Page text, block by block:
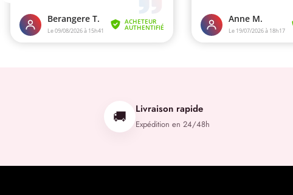
🚚 Livraison rapide
Expédition en 24/48h